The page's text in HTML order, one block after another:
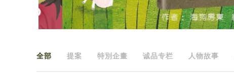
全部 提案 特別企畫 诚品专栏 人物故事